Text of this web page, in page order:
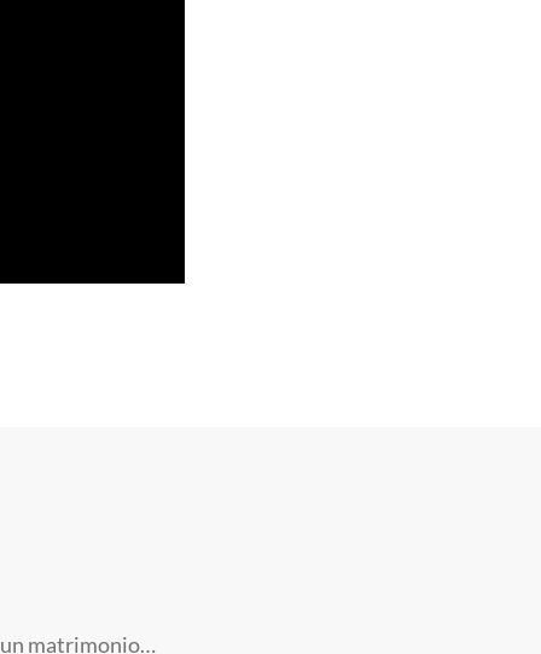
un matrimonio…